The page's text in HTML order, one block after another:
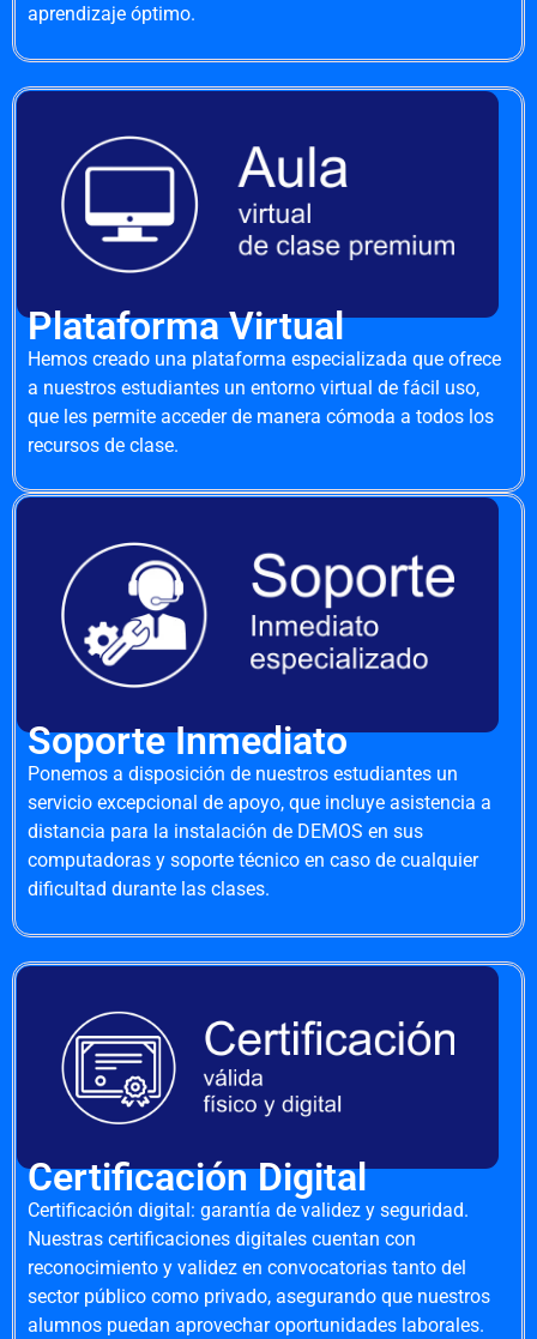
aprendizaje óptimo.
Plataforma Virtual
Hemos creado una plataforma especializada que ofrece
a nuestros estudiantes un entorno virtual de fácil uso,
que les permite acceder de manera cómoda a todos los
recursos de clase.
Soporte Inmediato
Ponemos a disposición de nuestros estudiantes un
servicio excepcional de apoyo, que incluye asistencia a
distancia para la instalación de DEMOS en sus
computadoras y soporte técnico en caso de cualquier
dificultad durante las clases.
Certificación Digital
Certificación digital: garantía de validez y seguridad.
Nuestras certificaciones digitales cuentan con
reconocimiento y validez en convocatorias tanto del
sector público como privado, asegurando que nuestros
alumnos puedan aprovechar oportunidades laborales.